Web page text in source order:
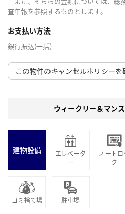
査年報を参照するものとします。
お支払い方法
銀行振込(一括)
この物件のキャンセルポリシーを
ウィークリー＆マン
建物設備
エレベータ
ー
オートロ
ク
ゴミ捨て場 駐車場